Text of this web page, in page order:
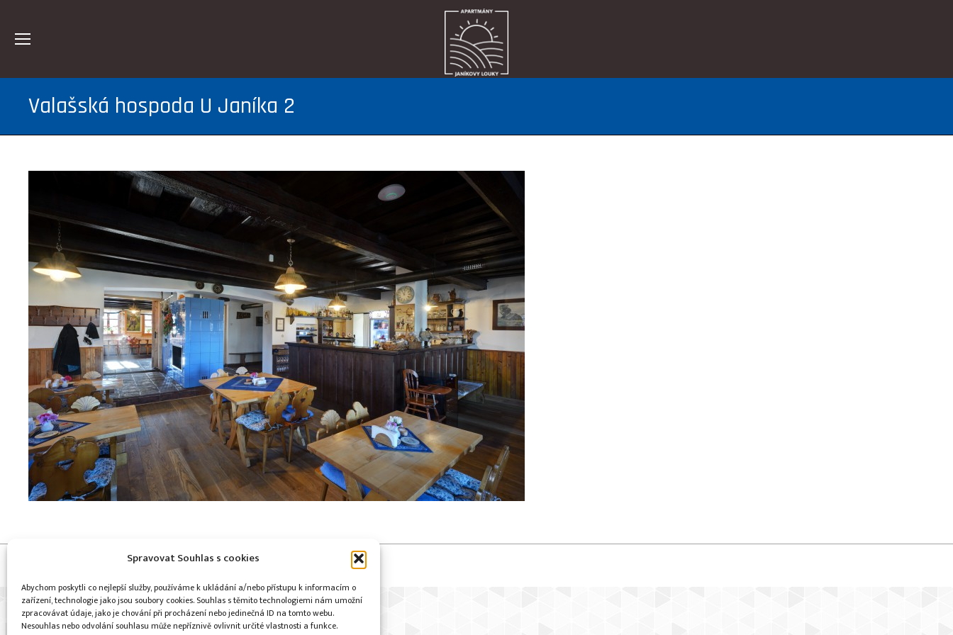
Spravovat Souhlas s cookies
Abychom poskytli co nejlepší služby, používáme k ukládání a/nebo přístupu k informacím o
zařízení, technologie jako jsou soubory cookies. Souhlas s těmito technologiemi nám umožní
zpracovávat údaje, jako je chování při procházení nebo jedinečná ID na tomto webu.
Nesouhlas nebo odvolání souhlasu může nepříznivě ovlivnit určité vlastnosti a funkce.
Valašská hospoda U Janíka 2
Copyright © Weiron Dynamics, s.r.o. |Tvorba webových stránek